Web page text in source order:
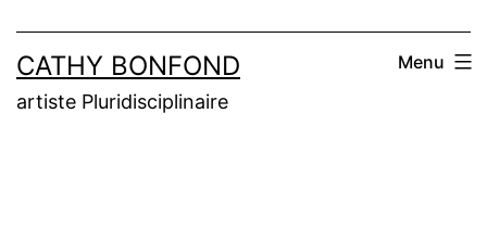
CATHY BONFOND
artiste Pluridisciplinaire
Menu